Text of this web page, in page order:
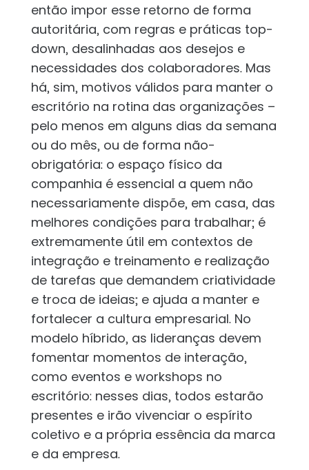
então impor esse retorno de forma
autoritária, com regras e práticas top-
down, desalinhadas aos desejos e
necessidades dos colaboradores. Mas
há, sim, motivos válidos para manter o
escritório na rotina das organizações –
pelo menos em alguns dias da semana
ou do mês, ou de forma não-
obrigatória: o espaço físico da
companhia é essencial a quem não
necessariamente dispõe, em casa, das
melhores condições para trabalhar; é
extremamente útil em contextos de
integração e treinamento e realização
de tarefas que demandem criatividade
e troca de ideias; e ajuda a manter e
fortalecer a cultura empresarial. No
modelo híbrido, as lideranças devem
fomentar momentos de interação,
como eventos e workshops no
escritório: nesses dias, todos estarão
presentes e irão vivenciar o espírito
coletivo e a própria essência da marca
e da empresa.